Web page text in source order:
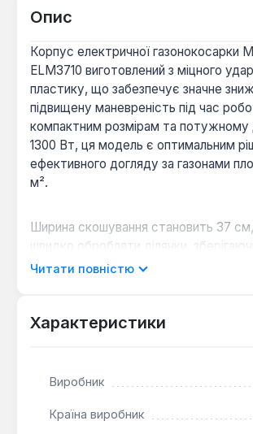
Опис
Корпус електричної газонокосарки
ELM3710 виготовлений з міцного
пластику, що забезпечує значне
підвищену маневреність під час
компактним розмірам та потужному
1300 Вт, ця модель є оптимальним
ефективного догляду за газонами
м².
Ширина скошування становить 37
швидко обробляти ділянки,
високу точність маневрування
адаптувати косарку до різних типів
який легко встановлюється та
спорожнення.
Читати повністю
Характеристики
Виробник
Країна виробник